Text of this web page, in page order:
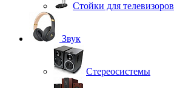
Стойки для телевизоров
Звук
Стереосистемы